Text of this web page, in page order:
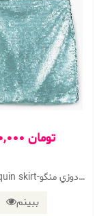
160,000 تومان
Mango sequin skirt-دامن پولك دوزي منگو
ببینم